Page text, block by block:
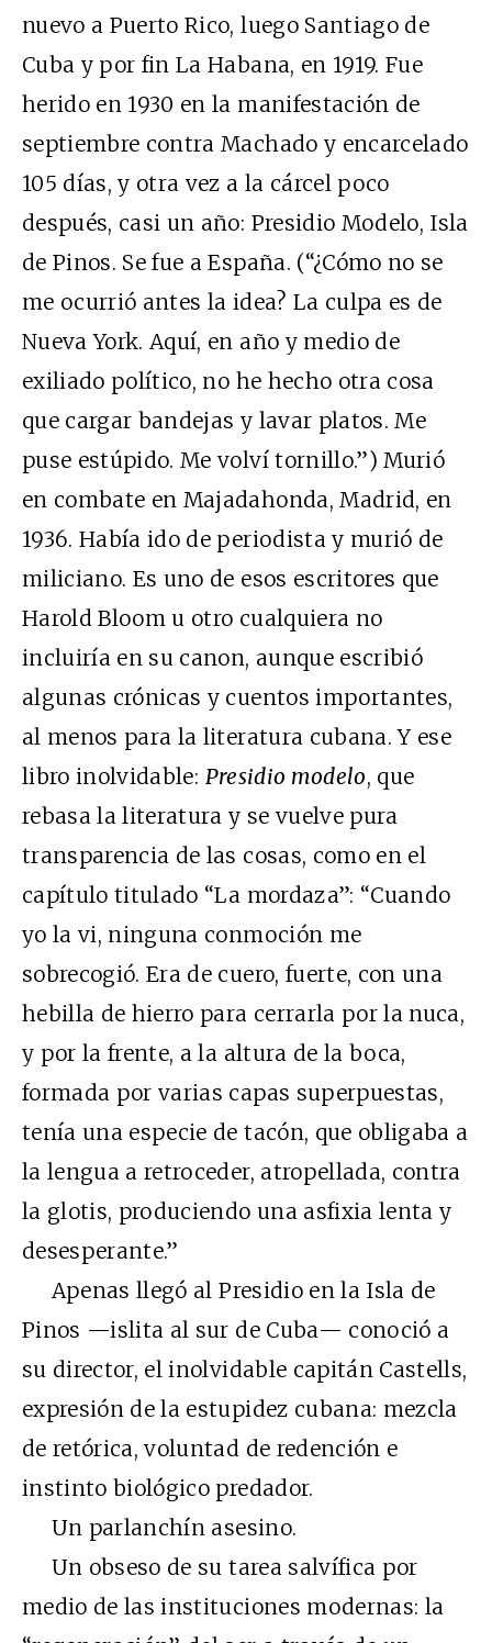
nuevo a Puerto Rico, luego Santiago de
Cuba y por fin La Habana, en 1919. Fue
herido en 1930 en la manifestación de
septiembre contra Machado y encarcelado
105 días, y otra vez a la cárcel poco
después, casi un año: Presidio Modelo, Isla
de Pinos. Se fue a España. (“¿Cómo no se
me ocurrió antes la idea? La culpa es de
Nueva York. Aquí, en año y medio de
exiliado político, no he hecho otra cosa
que cargar bandejas y lavar platos. Me
puse estúpido. Me volví tornillo.”) Murió
en combate en Majadahonda, Madrid, en
1936. Había ido de periodista y murió de
miliciano. Es uno de esos escritores que
Harold Bloom u otro cualquiera no
incluiría en su canon, aunque escribió
algunas crónicas y cuentos importantes,
al menos para la literatura cubana. Y ese
libro inolvidable: Presidio modelo, que
rebasa la literatura y se vuelve pura
transparencia de las cosas, como en el
capítulo titulado “La mordaza”: “Cuando
yo la vi, ninguna conmoción me
sobrecogió. Era de cuero, fuerte, con una
hebilla de hierro para cerrarla por la nuca,
y por la frente, a la altura de la boca,
formada por varias capas superpuestas,
tenía una especie de tacón, que obligaba a
la lengua a retroceder, atropellada, contra
la glotis, produciendo una asfixia lenta y
desesperante.”
Apenas llegó al Presidio en la Isla de
Pinos —islita al sur de Cuba— conoció a
su director, el inolvidable capitán Castells,
expresión de la estupidez cubana: mezcla
de retórica, voluntad de redención e
instinto biológico predador.
Un parlanchín asesino.
Un obseso de su tarea salvífica por
medio de las instituciones modernas: la